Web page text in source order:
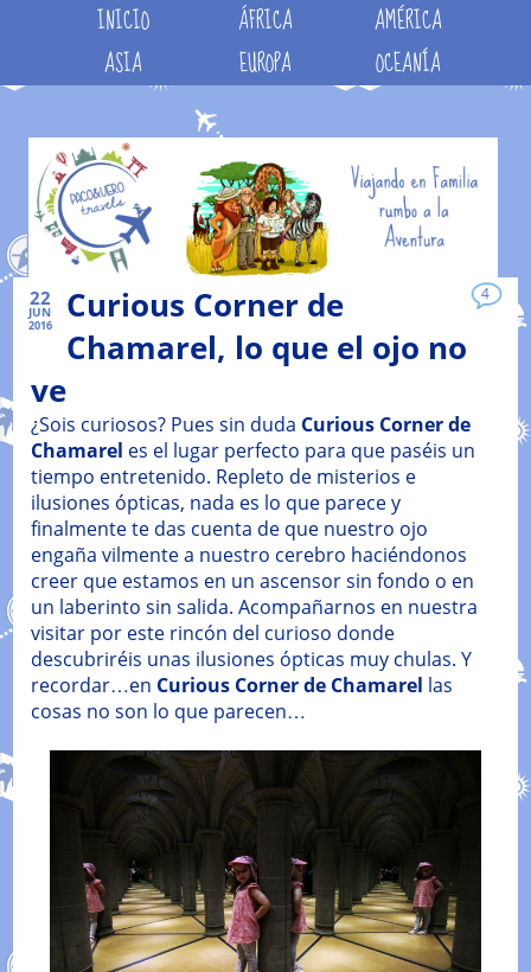
INICIO ÁFRICA
AMÉRICA
ASIA
EUROPA OCEANÍA
22
JUN
2016
4
Curious Corner de
Chamarel, lo que el ojo no
ve
¿Sois curiosos? Pues sin duda Curious Corner de
Chamarel es el lugar perfecto para que paséis un
tiempo entretenido. Repleto de misterios e
ilusiones ópticas, nada es lo que parece y
finalmente te das cuenta de que nuestro ojo
engaña vilmente a nuestro cerebro haciéndonos
creer que estamos en un ascensor sin fondo o en
un laberinto sin salida. Acompañarnos en nuestra
visitar por este rincón del curioso donde
descubriréis unas ilusiones ópticas muy chulas. Y
recordar…en Curious Corner de Chamarel las
cosas no son lo que parecen…